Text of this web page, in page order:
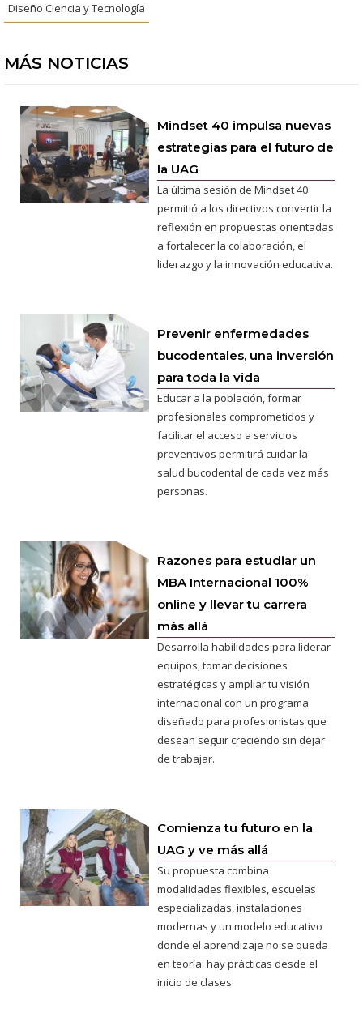
Diseño Ciencia y Tecnología
MÁS NOTICIAS
Mindset 40 impulsa nuevas
estrategias para el futuro de
la UAG
La última sesión de Mindset 40
permitió a los directivos convertir la
reflexión en propuestas orientadas
a fortalecer la colaboración, el
liderazgo y la innovación educativa.
Prevenir enfermedades
bucodentales, una inversión
para toda la vida
Educar a la población, formar
profesionales comprometidos y
facilitar el acceso a servicios
preventivos permitirá cuidar la
salud bucodental de cada vez más
personas.
Razones para estudiar un
MBA Internacional 100%
online y llevar tu carrera
más allá
Desarrolla habilidades para liderar
equipos, tomar decisiones
estratégicas y ampliar tu visión
internacional con un programa
diseñado para profesionistas que
desean seguir creciendo sin dejar
de trabajar.
Comienza tu futuro en la
UAG y ve más allá
Su propuesta combina
modalidades flexibles, escuelas
especializadas, instalaciones
modernas y un modelo educativo
donde el aprendizaje no se queda
en teoría: hay prácticas desde el
inicio de clases.